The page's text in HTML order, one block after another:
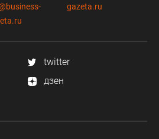
gazeta.ru
twitter
дзен